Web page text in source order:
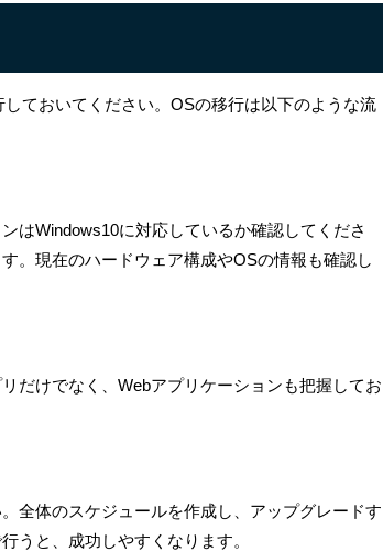
ておいてください。OSの移行は以下のような流
はWindows10に対応しているか確認してくださ
。現在のハードウェア構成やOSの情報も確認し
だけでなく、Webアプリケーションも把握してお
全体のスケジュールを作成し、アップグレードす
うと、成功しやすくなります。